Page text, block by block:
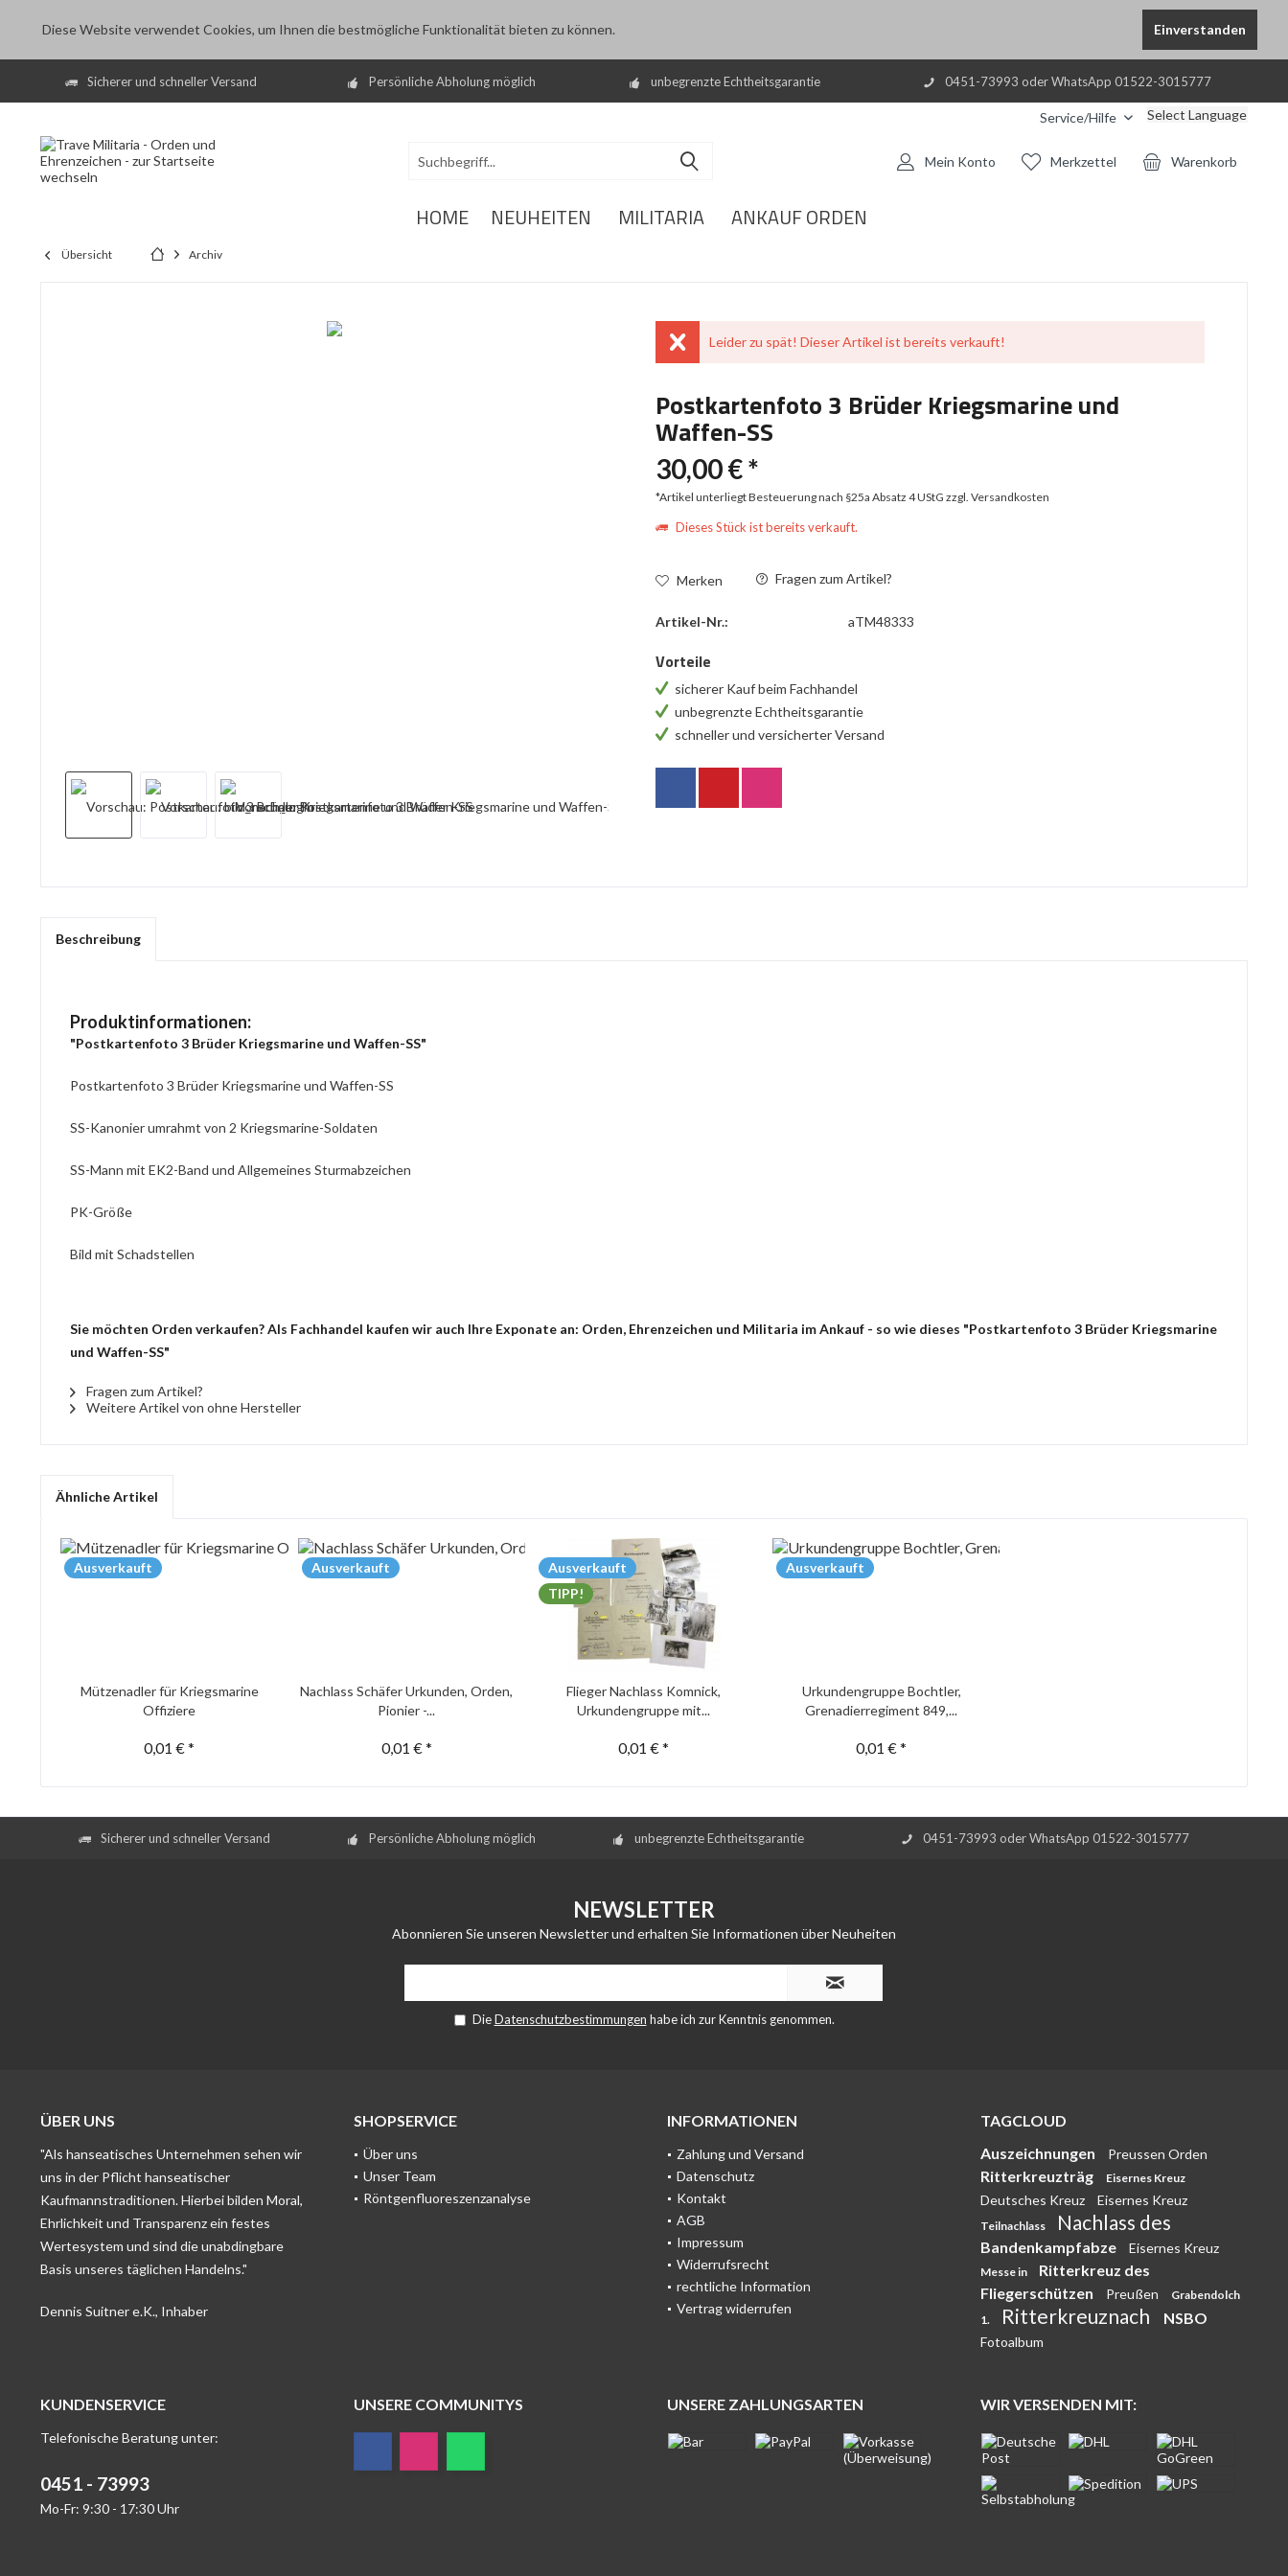
Diese Website verwendet Cookies, um Ihnen die bestmögliche Funktionalität bieten zu können. Einverstanden
Sicherer und schneller Versand Persönliche Abholung möglich unbegrenzte Echtheitsgarantie 0451-73993 oder WhatsApp 01522-3015777
Service/Hilfe Select Language
Warenkorb
Merkzettel
Mein Konto
HOME NEUHEITEN MILITARIA ANKAUF ORDEN
Übersicht Archiv
Leider zu spät! Dieser Artikel ist bereits verkauft!
Postkartenfoto 3 Brüder Kriegsmarine und
Waffen-SS
30,00 € *
*Artikel unterliegt Besteuerung nach §25a Absatz 4 UStGzzgl. Versandkosten
Dieses Stück ist bereits verkauft.
Merken Fragen zum Artikel?
Artikel-Nr.: aTM48333
Vorteile
sicherer Kauf beim Fachhandel
unbegrenzte Echtheitsgarantie
schneller und versicherter Versand
Beschreibung
Produktinformationen:
"Postkartenfoto 3 Brüder Kriegsmarine und Waffen-SS"
Postkartenfoto 3 Brüder Kriegsmarine und Waffen-SS
SS-Kanonier umrahmt von 2 Kriegsmarine-Soldaten
SS-Mann mit EK2-Band und Allgemeines Sturmabzeichen
PK-Größe
Bild mit Schadstellen
Sie möchten Orden verkaufen? Als Fachhandel kaufen wir auch Ihre Exponate an: Orden, Ehrenzeichen und Militaria im Ankauf - so wie dieses "Postkartenfoto 3 Brüder Kriegsmarine
und Waffen-SS"
Fragen zum Artikel?
Weitere Artikel von ohne Hersteller
Ähnliche Artikel
Ausverkauft
Mützenadler für Kriegsmarine
Offiziere
0,01 € *
Ausverkauft
Nachlass Schäfer Urkunden, Orden,
Pionier -...
0,01 € *
Ausverkauft
TIPP!
Flieger Nachlass Komnick,
Urkundengruppe mit...
0,01 € *
Ausverkauft
Urkundengruppe Bochtler,
Grenadierregiment 849,...
0,01 € *
Sicherer und schneller Versand Persönliche Abholung möglich unbegrenzte Echtheitsgarantie 0451-73993 oder WhatsApp 01522-3015777
NEWSLETTER
Abonnieren Sie unseren Newsletter und erhalten Sie Informationen über Neuheiten
DieDatenschutzbestimmungen habe ich zur Kenntnis genommen.
ÜBER UNS
"Als hanseatisches Unternehmen sehen wir
uns in der Pflicht hanseatischer
Kaufmannstraditionen. Hierbei bilden Moral,
Ehrlichkeit und Transparenz ein festes
Wertesystem und sind die unabdingbare
Basis unseres täglichen Handelns."
Dennis Suitner e.K., Inhaber
SHOPSERVICE
Über uns
Unser Team
Röntgenfluoreszenzanalyse
INFORMATIONEN
Zahlung und Versand
Datenschutz
Kontakt
AGB
Impressum
Widerrufsrecht
rechtliche Information
Vertrag widerrufen
TAGCLOUD
Auszeichnungen
Preussen Orden
Ritterkreuzträg Eisernes Kreuz
Deutsches Kreuz Eisernes Kreuz
Teilnachlass Nachlass des
Bandenkampfabze Eisernes Kreuz
Messe in
Ritterkreuz des
Fliegerschützen
Preußen
Grabendolch
1.
Ritterkreuznach NSBO
Fotoalbum
KUNDENSERVICE
Telefonische Beratung unter:
0451 - 73993
Mo-Fr: 9:30 - 17:30 Uhr
UNSERE COMMUNITYS UNSERE ZAHLUNGSARTEN WIR VERSENDEN MIT: